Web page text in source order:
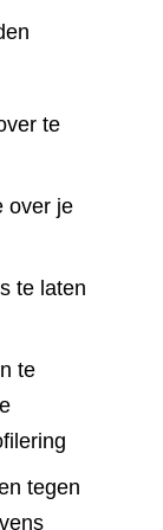
te
over je
te laten
te
tegen